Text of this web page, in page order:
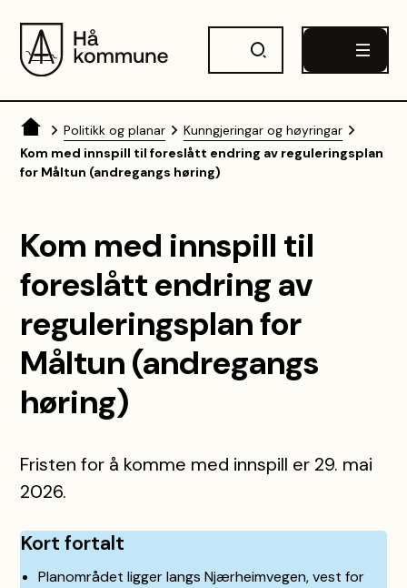
Du er her:Politikk og planar
Kunngjeringar og høyringar
Kom med innspill til foreslått endring av reguleringsplan
for Måltun (andregangs høring)
Kom med innspill til
foreslått endring av
reguleringsplan for
Måltun (andregangs
høring)
Fristen for å komme med innspill er 29. mai
2026.
Kort fortalt
Planområdet ligger langs Njærheimvegen, vest for